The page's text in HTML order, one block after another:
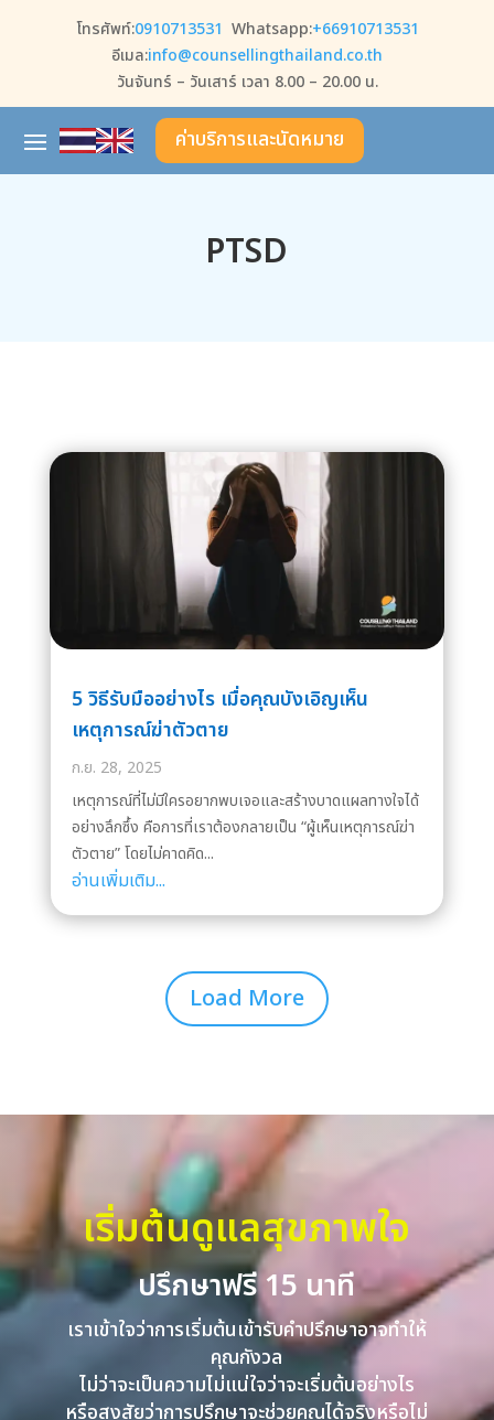
โทรศัพท์:0910713531 Whatsapp:+66910713531
อีเมล:info@counsellingthailand.co.th
วันจันทร์ – วันเสาร์ เวลา 8.00 – 20.00 น.
ค่าบริการและนัดหมาย
PTSD
5 วิธีรับมืออย่างไร เมื่อคุณบังเอิญเห็น
เหตุการณ์ฆ่าตัวตาย
ก.ย. 28, 2025
เหตุการณ์ที่ไม่มีใครอยากพบเจอและสร้างบาดแผลทางใจได้
อย่างลึกซึ้ง คือการที่เราต้องกลายเป็น “ผู้เห็นเหตุการณ์ฆ่า
ตัวตาย” โดยไม่คาดคิด...
อ่านเพิ่มเติม...
Load More
เริ่มต้นดูแลสุขภาพใจ
ปรึกษาฟรี 15 นาที
เราเข้าใจว่าการเริ่มต้นเข้ารับคำปรึกษาอาจทำให้
คุณกังวล
ไม่ว่าจะเป็นความไม่แน่ใจว่าจะเริ่มต้นอย่างไร
หรือสงสัยว่าการปรึกษาจะช่วยคุณได้จริงหรือไม่